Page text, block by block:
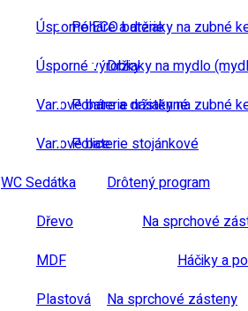
Úsporné ECO baterie
Úsporné výrobky
Vanové baterie nástěnné
Vanové baterie stojánkové
WC Sedátka
Dřevo
MDF
Plastová
Poháre a držiaky na zubné
Držiaky na mydlo
Poháre a držiaky na zubné
Police
Drôtený program
Na sprchové
Háčiky a
Na sprchové zásteny